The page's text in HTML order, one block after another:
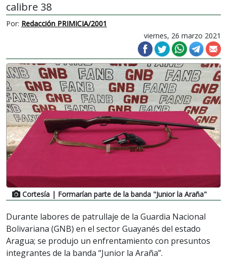
calibre 38
Por: Redacción PRIMICIA/2001
viernes, 26 marzo 2021
Cortesía | Formarían parte de la banda "Junior la Araña"
Durante labores de patrullaje de la Guardia Nacional
Bolivariana (GNB) en el sector Guayanés del estado
Aragua; se produjo un enfrentamiento con presuntos
integrantes de la banda “Junior la Araña”.